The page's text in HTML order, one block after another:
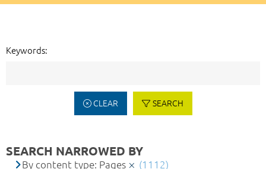
Keywords:
CLEAR SEARCH
SEARCH NARROWED BY
By content type: Pages (1112)